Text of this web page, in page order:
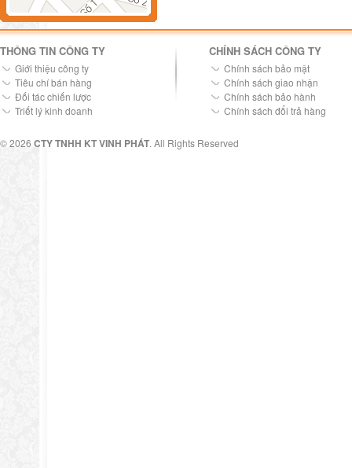
THÔNG TIN CÔNG TY
Giới thiệu công ty
Tiêu chí bán hàng
Đối tác chiến lược
Triết lý kinh doanh
CHÍNH SÁCH CÔNG TY
Chính sách bảo mật
Chính sách giao nhận
Chính sách bảo hành
Chính sách đổi trả hàng
© 2026 CTY TNHH KT VINH PHÁT. All Rights Reserved